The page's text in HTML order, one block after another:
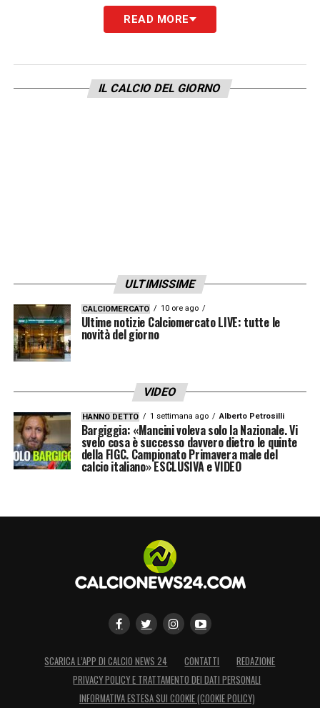
Come riportano i quotidiani, per la
Rossistarebbe pensando a un suggestivo
quanto clamoroso ritorno. Uno dei nomi in
READ MORE
IL CALCIO DEL GIORNO
ULTIMISSIME
CALCIOMERCATO 10 ore ago
Ultime notizie Calciomercato LIVE: tutte le
novità del giorno
VIDEO
HANNO DETTO 1 settimana ago Alberto Petrosilli
Bargiggia: «Mancini voleva solo la Nazionale. Vi
svelo cosa è successo davvero dietro le quinte
della FIGC. Campionato Primavera male del
calcio italiano» ESCLUSIVA e VIDEO
SCARICA L’APP DI CALCIO NEWS 24 CONTATTI
REDAZIONE
PRIVACY POLICY E TRATTAMENTO DEI DATI PERSONALI
INFORMATIVA ESTESA SUI COOKIE (COOKIE POLICY)